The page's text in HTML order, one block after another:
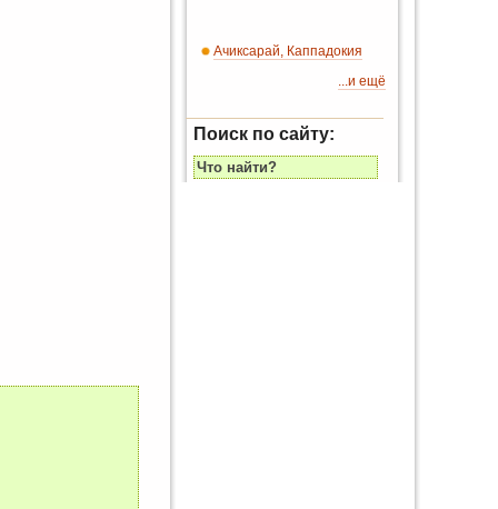
Ачиксарай, Каппадокия
...и ещё
Поиск по сайту: